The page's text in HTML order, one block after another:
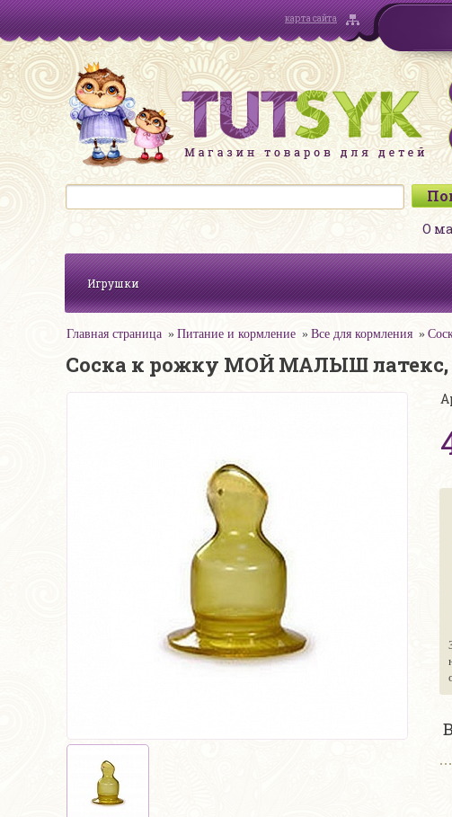
карта сайта
О
Игрушки
Главная страница Питание и кормление Все для кормления
Соска к рожку МОЙ МАЛЫШ латекс,